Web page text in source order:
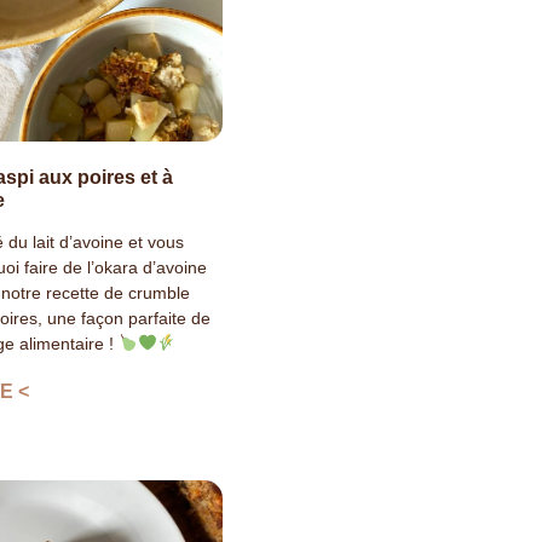
aux poires et à
lait d’avoine et vous
faire de l’okara d’avoine
recette de crumble
une façon parfaite de
alimentaire !
<